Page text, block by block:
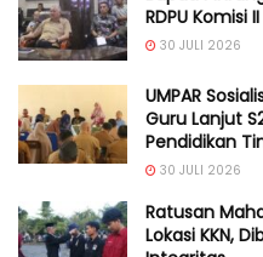
RDPU Komisi II
30 JULI 2026
UMPAR
Guru Lanjut
Pendidikan
30 JULI 2026
Ratusan
Lokasi KKN,